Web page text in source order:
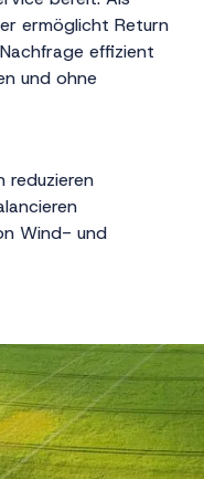
ermöglicht Return
effizient
und ohne
reduzieren
Wind- und